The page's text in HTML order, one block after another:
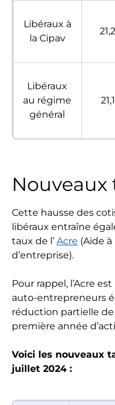
Libéraux à
la Cipav
Libéraux
au régime
général
Nouveaux
Cette hausse des
libéraux entraîne
taux de l’ Acre (Aide
d’entreprise).
Pour rappel, l’Acre
auto-entrepreneurs
réduction partielle
première année
Voici les nouveaux
juillet 2024 :